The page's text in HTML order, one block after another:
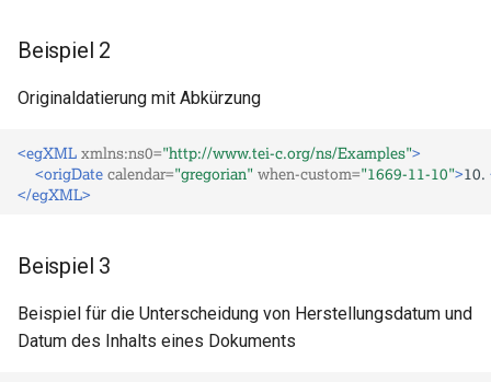
Beispiel 2
Originaldatierung mit Abkürzung
<egXML xmlns:ns0="http://www.tei-c.org/ns/Examples">
<origDate calendar="gregorian" when-custom="1669-11-10">10.
</egXML>
Beispiel 3
Beispiel für die Unterscheidung von Herstellungsdatum und
Datum des Inhalts eines Dokuments